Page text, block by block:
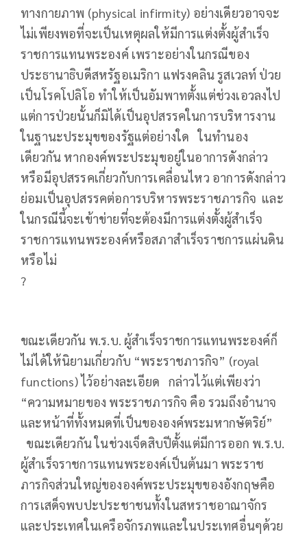
ทางกายภาพ (physical infirmity) อย่างเดียวอาจจะ
ไม่เพียงพอที่จะเป็นเหตุผลให้มีการแต่งตั้งผู้สำเร็จ
ราชการแทนพระองค์ เพราะอย่างในกรณีของ
ประธานาธิบดีสหรัฐอเมริกา แฟรงคลิน รูสเวลท์ ป่วย
เป็นโรคโปลิโอ ทำให้เป็นอัมพาทตั้งแต่ช่วงเอวลงไป
แต่การป่วยนั้นก็มิได้เป็นอุปสรรคในการบริหารงาน
ในฐานะประมุขของรัฐแต่อย่างใด ในทำนอง
เดียวกัน หากองค์พระประมุขอยู่ในอาการดังกล่าว
หรือมีอุปสรรคเกี่ยวกับการเคลื่อนไหว อาการดังกล่าว
ย่อมเป็นอุปสรรคต่อการบริหารพระราชภารกิจ และ
ในกรณีนี้จะเข้าข่ายที่จะต้องมีการแต่งตั้งผู้สำเร็จ
ราชการแทนพระองค์หรือสภาสำเร็จราชการแผ่นดิน
หรือไม่
?
ขณะเดียวกัน พ.ร.บ. ผู้สำเร็จราชการแทนพระองค์ก็
ไม่ได้ให้นิยามเกี่ยวกับ “พระราชภารกิจ” (royal
functions) ไว้อย่างละเอียด กล่าวไว้แต่เพียงว่า
“ความหมายของ พระราชภารกิจ คือ รวมถึงอำนาจ
และหน้าที่ทั้งหมดที่เป็นขององค์พระมหากษัตริย์”
ขณะเดียวกัน ในช่วงเจ็ดสิบปีตั้งแต่มีการออก พ.ร.บ.
ผู้สำเร็จราชการแทนพระองค์เป็นต้นมา พระราช
ภารกิจส่วนใหญ่ขององค์พระประมุขของอังกฤษคือ
การเสด็จพบปะประชาชนทั้งในสหราชอาณาจักร
และประเทศในเครือจักรภพและในประเทศอื่นๆด้วย